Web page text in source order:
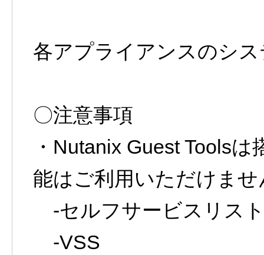
各アプライアンスのシ
〇注意事項
・Nutanix Guest Tools
能はご利用いただけませ
-セルフサービスリス
-VSS